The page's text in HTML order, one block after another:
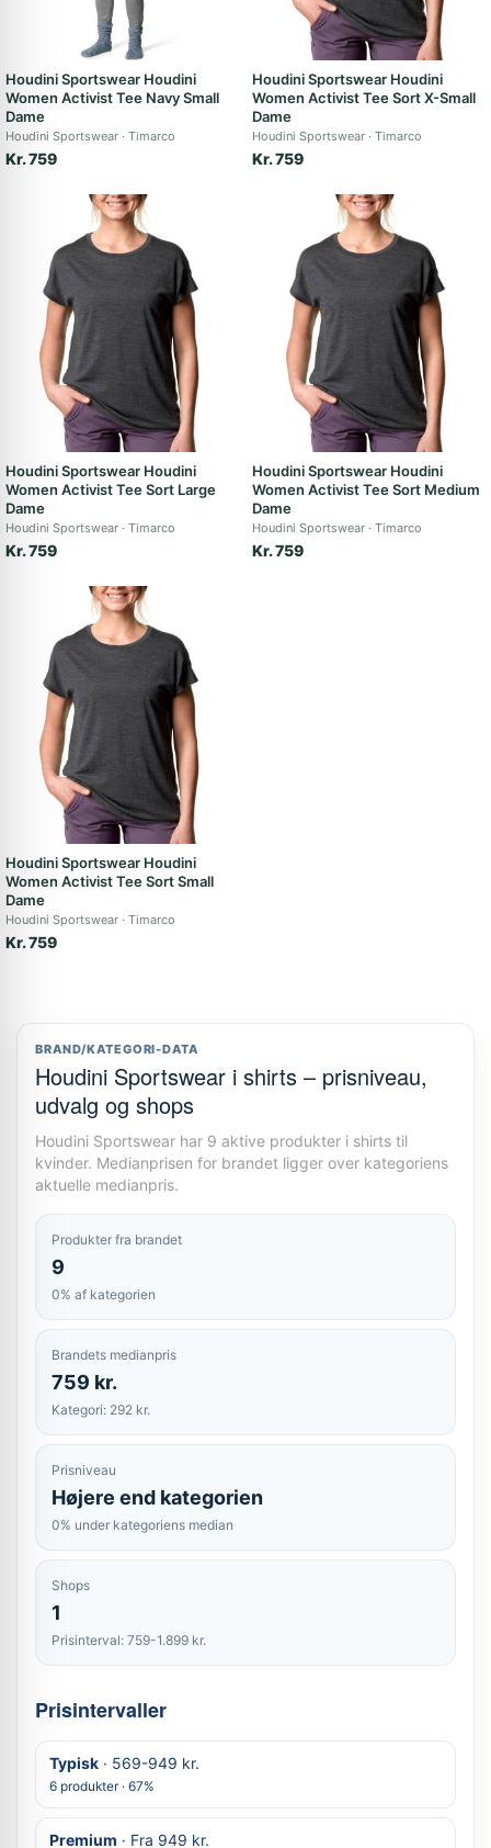
Houdini Sportswear Houdini
Women Activist Tee Navy Small
Dame
Houdini Sportswear Timarco
Kr. 759
Houdini Sportswear Houdini
Women Activist Tee Sort X-Small
Dame
Houdini Sportswear Timarco
Kr. 759
Houdini Sportswear Houdini
Women Activist Tee Sort Large
Dame
Houdini Sportswear Timarco
Kr. 759
Houdini Sportswear Houdini
Women Activist Tee Sort Medium
Dame
Houdini Sportswear Timarco
Kr. 759
Houdini Sportswear Houdini
Women Activist Tee Sort Small
Dame
Houdini Sportswear Timarco
Kr. 759
BRAND/KATEGORI-DATA
Houdini Sportswear i shirts – prisniveau,
udvalg og shops
Houdini Sportswear har 9 aktive produkter i shirts til
kvinder. Medianprisen for brandet ligger over kategoriens
aktuelle medianpris.
Produkter fra brandet
9
0% af kategorien
Brandets medianpris
759 kr.
Kategori: 292 kr.
Prisniveau
Højere end kategorien
0% under kategoriens median
Shops
1
Prisinterval: 759-1.899 kr.
Prisintervaller
Typisk · 569-949 kr.
6 produkter · 67%
Premium · Fra 949 kr.